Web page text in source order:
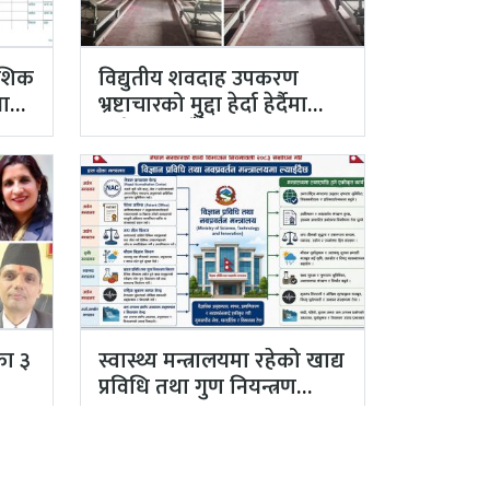
विद्युतीय शवदाह उपकरण
भ्रष्टाचारको मुद्दा हेर्दा हेर्दैमा
राखेर टुंग्याइँदै
३ स्वास्थ्य मन्त्रालयमा रहेको खाद्य
प्रविधि तथा गुण नियन्त्रण